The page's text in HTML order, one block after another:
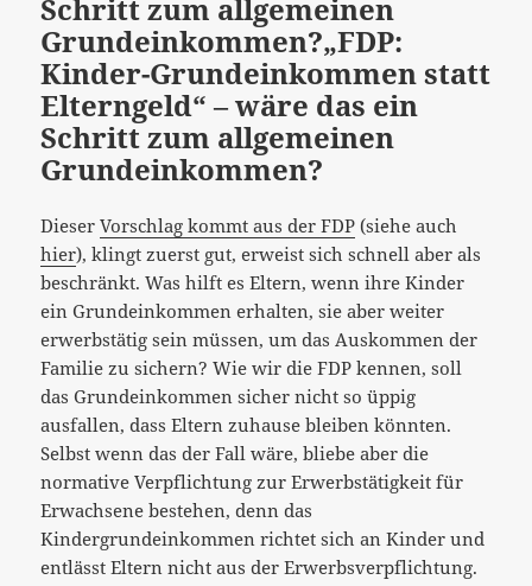
Schritt zum allgemeinen
Grundeinkommen?„FDP:
Kinder-Grundeinkommen statt
Elterngeld“ – wäre das ein
Schritt zum allgemeinen
Grundeinkommen?
DieserVorschlag kommt aus der FDP (siehe auch
hier), klingt zuerst gut, erweist sich schnell aber als
beschränkt. Was hilft es Eltern, wenn ihre Kinder
ein Grundeinkommen erhalten, sie aber weiter
erwerbstätig sein müssen, um das Auskommen der
Familie zu sichern? Wie wir die FDP kennen, soll
das Grundeinkommen sicher nicht so üppig
ausfallen, dass Eltern zuhause bleiben könnten.
Selbst wenn das der Fall wäre, bliebe aber die
normative Verpflichtung zur Erwerbstätigkeit für
Erwachsene bestehen, denn das
Kindergrundeinkommen richtet sich an Kinder und
entlässt Eltern nicht aus der Erwerbsverpflichtung.